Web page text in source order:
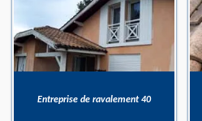
Entreprise de ravalement 40